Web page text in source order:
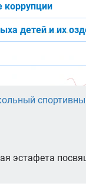
коррупции
детей и их
эстафета